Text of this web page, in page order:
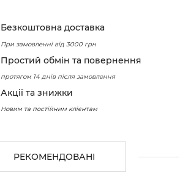
Безкоштовна доставка
При замовленні від 3000 грн
Простий обмін та повернення
протягом 14 днів після замовлення
Акції та знижки
Новим та постійним клієнтам
РЕКОМЕНДОВАНІ